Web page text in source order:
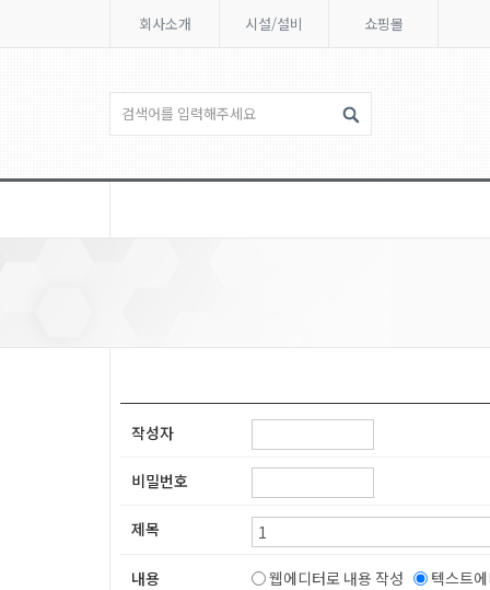
회사소개 시설/설비 쇼핑몰
작성자
비밀번호
제목
내용 웹에디터로 내용 작성 텍스트